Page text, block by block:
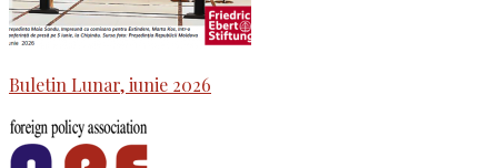
Buletin Lunar, iunie 2026